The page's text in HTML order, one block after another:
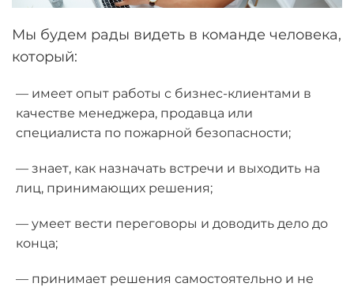
Мы будем рады видеть в команде человека,
который:
— имеет опыт работы с бизнес-клиентами в
качестве менеджера, продавца или
специалиста по пожарной безопасности;
— знает, как назначать встречи и выходить на
лиц, принимающих решения;
— умеет вести переговоры и доводить дело до
конца;
— принимает решения самостоятельно и не